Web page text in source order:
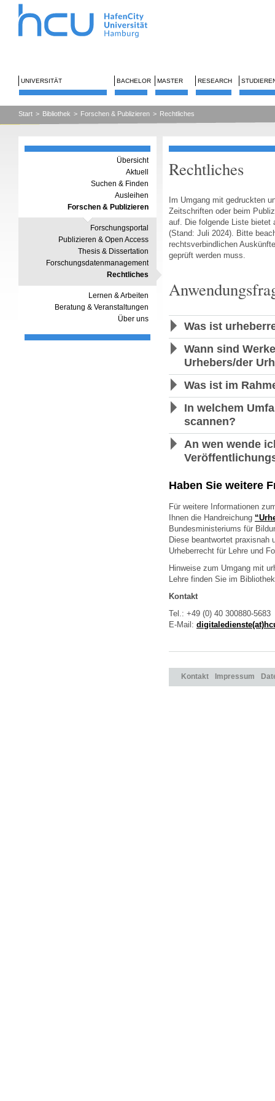
UNIVERSITÄT BACHELOR MASTER RESEARCH
Start > Bibliothek > Forschen & Publizieren > Rechtliches
Übersicht
Aktuell
Suchen & Finden
Ausleihen
Forschen & Publizieren
Forschungsportal
Publizieren & Open Access
Thesis & Dissertation
Forschungsdatenmanagement
Rechtliches
Lernen & Arbeiten
Beratung & Veranstaltungen
Über uns
Rechtliches
Im Umgang mit gedruckten
Zeitschriften oder beim
auf. Die folgende Liste bietet
(Stand: Juli 2024). Bitte
rechtsverbindlichen
geprüft werden muss.
Was ist
Wann sind
Urhebers/der
Was ist im
In welchem
scannen?
An wen wende
Haben Sie weitere
Für weitere Informationen
Ihnen die Handreichung
Bundesministeriums für
Diese beantwortet praxisnah
Urheberrecht für Lehre und
Hinweise zum Umgang mit
Lehre finden Sie im
Kontakt
Tel.: +49 (0) 40 300880-5683
E-Mail:
Kontakt Impressum